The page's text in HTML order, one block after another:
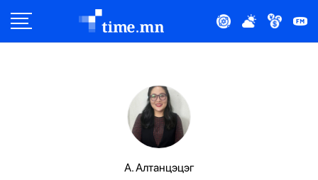
Эдийн Засаг
А. Алтанцэцэг